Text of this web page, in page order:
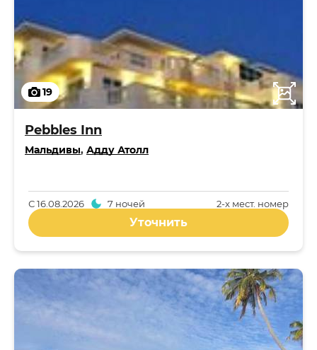
19
Pebbles Inn
Мальдивы, Адду Атолл
2-x мест. номер
С16.08.2026 7 ночей
Уточнить